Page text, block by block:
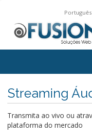
Português
Streaming
Transmita ao vivo ou
plataforma do mercado